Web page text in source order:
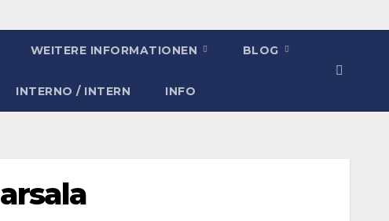
WEITERE INFORMATIONEN BLOG
INTERNO / INTERN INFO